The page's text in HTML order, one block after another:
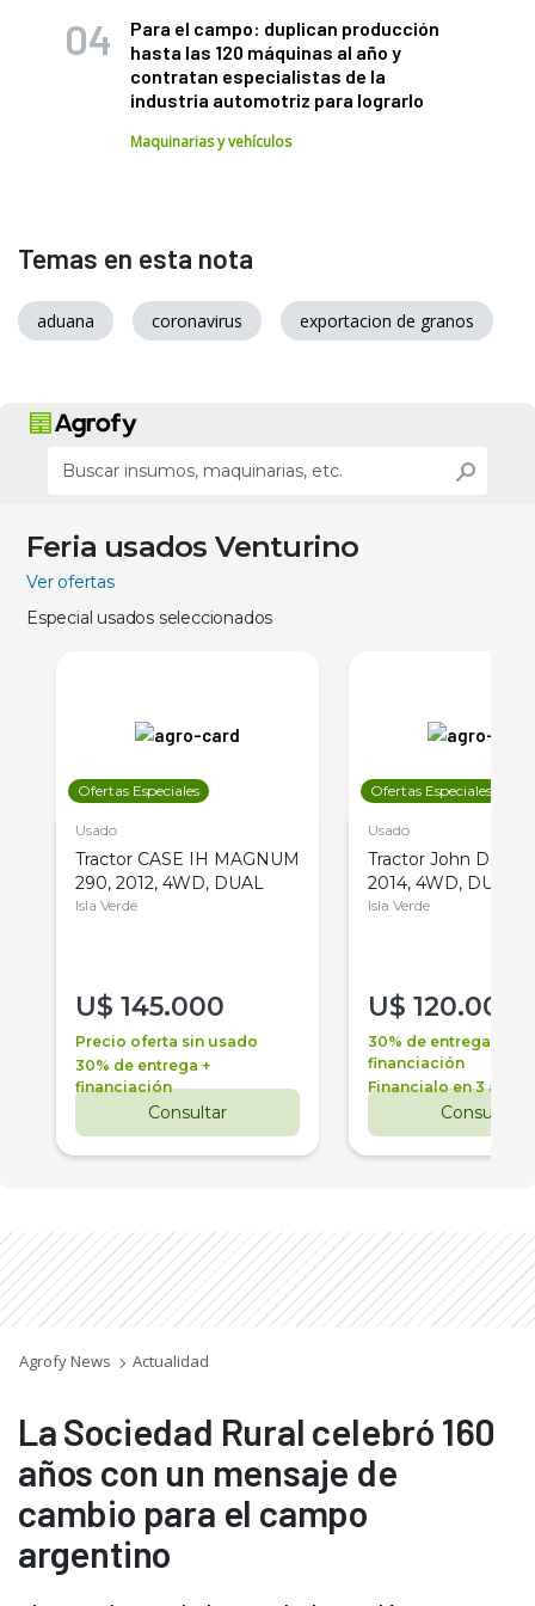
Para el campo: duplican producción
hasta las 120 máquinas al año y
contratan especialistas de la
industria automotriz para lograrlo
Maquinarias y vehículos
Temas en esta nota
aduana coronavirus exportacion de granos
Feria usados Venturino
Ver ofertas
Especial usados seleccionados
Ofertas Especiales
Usado
Tractor CASE IH MAGNUM
290, 2012, 4WD, DUAL
Isla Verde
U$ 145.000
Precio oferta sin usado
30% de entrega +
financiación
Consultar
Ofertas Especiales
Usado
Tractor John Deere
2014, 4WD, DUAL
Isla Verde
U$ 120.000
30% de entrega +
financiación
Financialo en 3 años
Consultar
Agrofy News Actualidad
La Sociedad Rural celebró 160
años con un mensaje de
cambio para el campo
argentino